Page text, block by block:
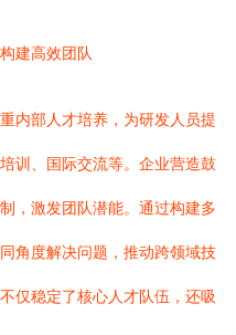
建高效团队
内部人才培养，为研发人员提
训、国际交流等。企业营造鼓
，激发团队潜能。通过构建多
角度解决问题，推动跨领域技
仅稳定了核心人才队伍，还吸